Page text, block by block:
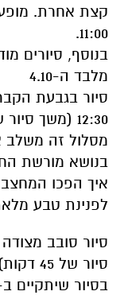
11:00.
בנוסף, סיורים
מלבד ה-4.10
12:30 (משך סיור של שעה וחצי)
מסלול זה משלב
בנושא מורשת
איך הפכו
לפנינת טבע
סיור של 45 דקות)